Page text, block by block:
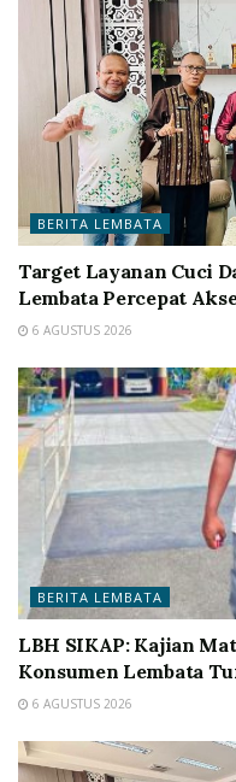
BERITA LEMBATA
Target Layanan Cuci
Lembata Percepat
6 AGUSTUS 2026
BERITA LEMBATA
LBH SIKAP: Kajian
Konsumen Lembata
6 AGUSTUS 2026